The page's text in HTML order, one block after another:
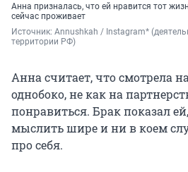
Анна призналась, что ей нравится тот
сейчас проживает
Источник: Annushkah / Instagram*
территории РФ)
Анна считает, что смотрела
однобоко, не как на
понравиться. Брак показал
мыслить шире и ни в коем
про себя.